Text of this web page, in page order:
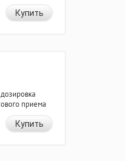
Купить
приема
Купить